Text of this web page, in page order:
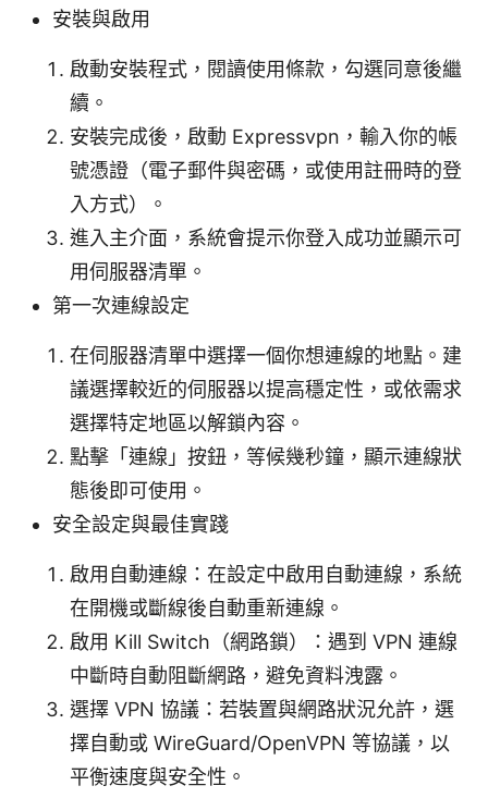
安裝與啟用
啟動安裝程式，閱讀使用條款，勾選同意後繼
續。
安裝完成後，啟動 Expressvpn，輸入你的帳
號憑證（電子郵件與密碼，或使用註冊時的登
入方式）。
進入主介面，系統會提示你登入成功並顯示可
用伺服器清單。
第一次連線設定
在伺服器清單中選擇一個你想連線的地點。建
議選擇較近的伺服器以提高穩定性，或依需求
選擇特定地區以解鎖內容。
點擊「連線」按鈕，等候幾秒鐘，顯示連線狀
態後即可使用。
安全設定與最佳實踐
啟用自動連線：在設定中啟用自動連線，系統
在開機或斷線後自動重新連線。
啟用 Kill Switch（網路鎖）：遇到 VPN 連線
中斷時自動阻斷網路，避免資料洩露。
選擇 VPN 協議：若裝置與網路狀況允許，選
擇自動或 WireGuard/OpenVPN 等協議，以
平衡速度與安全性。